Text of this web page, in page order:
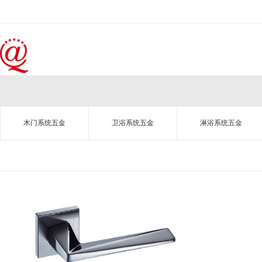
木门系统五金 卫浴系统五金 淋浴系统五金